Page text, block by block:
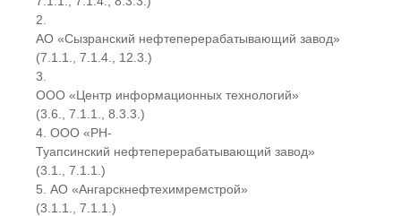
АО «Сызранский нефтеперерабатывающий завод»
(7.1.1., 7.1.4., 12.3.)
ООО «Центр информационных технологий»
(3.6., 7.1.1., 8.3.3.)
ООО «РН-
Туапсинский нефтеперерабатывающий завод»
(3.1., 7.1.1.)
АО «Ангарскнефтехимремстрой»
(3.1.1., 7.1.1.)